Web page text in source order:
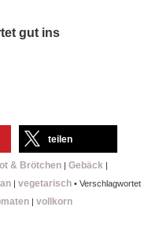
gut ins
teilen
& Brötchen| Gebäck |
| vegetarisch• Verschlagwortet
| vollkorn